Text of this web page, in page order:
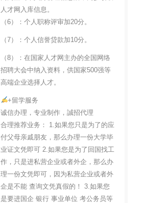
人才网入库信息。
（6）：个人职称评审加20分。
（7）：个人信誉贷款加10分。
（8）：在国家人才网主办的全国网络
招聘大会中纳入资料，供国家500强等
高端企业选择人才。
+留学服务
诚信办理，专业制作，誠招代理
合理推荐业务： 1.如果您只是为了的应
付父母亲戚朋友，那么办理一份大学毕
业证文凭即可 2.如果您是为了回国找工
作，只是进私营企业或者外企，那么办
理一份文凭即可，因为私营企业或者外
企是不能 查询文凭真假的！ 3.如果您
是要进国企 银行 事业单位 考公务员等